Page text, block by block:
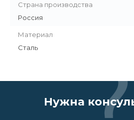
Страна производства
Россия
Материал
Сталь
Нужна